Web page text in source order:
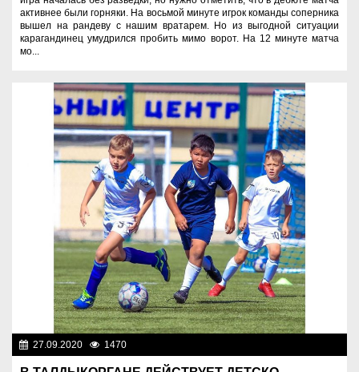
активнее были горняки. На восьмой минуте игрок команды соперника
вышел на рандеву с нашим вратарем. Но из выгодной ситуации
карагандинец умудрился пробить мимо ворот. На 12 минуте матча
мо...
27.09.2020 1470